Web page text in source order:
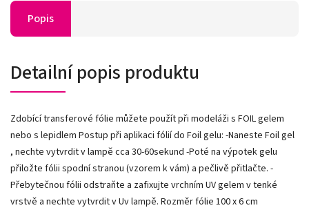
Popis
Detailní popis produktu
Zdobící transferové fólie můžete použít při modeláži s FOIL gelem
nebo s lepidlem Postup při aplikaci fólií do Foil gelu: -Naneste Foil gel
, nechte vytvrdit v lampě cca 30-60sekund -Poté na výpotek gelu
přiložte fólii spodní stranou (vzorem k vám) a pečlivě přitlačte. -
Přebytečnou fólii odstraňte a zafixujte vrchním UV gelem v tenké
vrstvě a nechte vytvrdit v Uv lampě. Rozměr fólie 100 x 6 cm